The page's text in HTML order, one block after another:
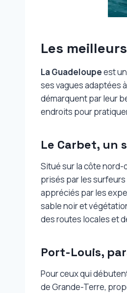
Les
La Guadeloupeest
ses vagues adaptées
démarquent par leur
endroits pour
Le Carbet, un
Situé sur la côte nord-
prisés par les
appréciés par les
sable noir et
des routes locales et
Port-Louis,
Pour ceux qui
de Grande-Terre,